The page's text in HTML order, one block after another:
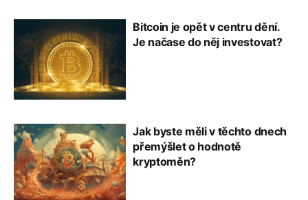
Bitcoin je opět v centru dění.
Je načase do něj investovat?
Jak byste měli v těchto dnech
přemýšlet o hodnotě
kryptoměn?